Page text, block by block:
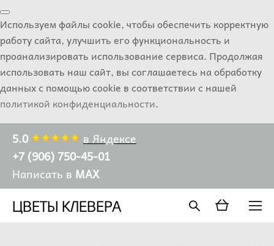
Используем файлы cookie, чтобы обеспечить корректную
работу сайта, улучшить его функциональность и
проанализировать использование сервиса. Продолжая
использовать наш сайт, вы соглашаетесь на обработку
данных с помощью cookie в соответствии с нашей
политикой конфиденциальности.
5.0
в Яндексе
+7 (906) 750-45-01
Написать в MAX
ЦВЕТЫ КЛЕВЕРА